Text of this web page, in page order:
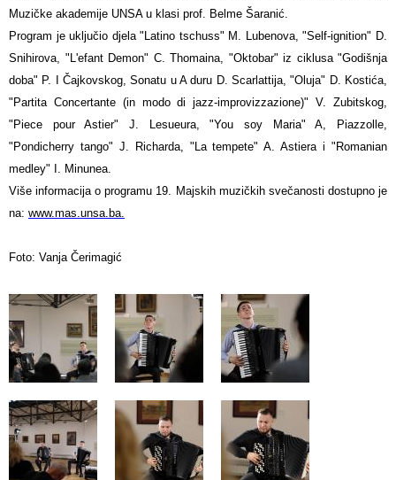
Muzičke akademije UNSA u klasi prof. Belme Šaranić.
Program je uključio djela "Latino tschuss" M. Lubenova, "Self-ignition" D.
Snihirova, "L'efant Demon" C. Thomaina, "Oktobar" iz ciklusa "Godišnja
doba" P. I Čajkovskog, Sonatu u A duru D. Scarlattija, "Oluja" D. Kostića,
"Partita Concertante (in modo di jazz-improvizzazione)" V. Zubitskog,
"Piece pour Astier" J. Lesueura, "You soy Maria" A, Piazzolle,
"Pondicherry tango" J. Richarda, "La tempete" A. Astiera i "Romanian
medley" I. Minunea.
Više informacija o programu 19. Majskih muzičkih svečanosti dostupno je
na: www.mas.unsa.ba.
Foto: Vanja Čerimagić